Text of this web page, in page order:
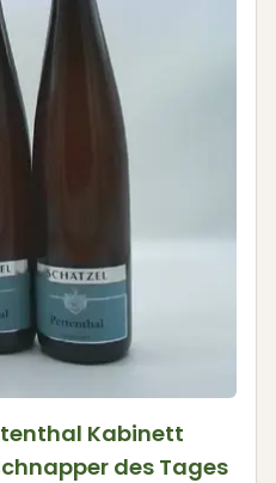
Kabinett
des Tages